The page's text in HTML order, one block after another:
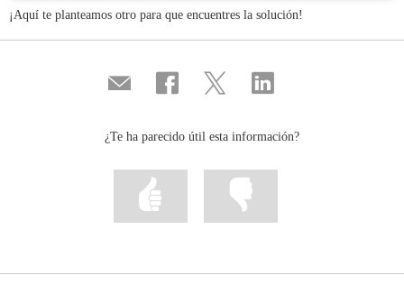
¡Aquí te planteamos otro para que encuentres la solución!
Compartir
por
Compartir
en
Compartir
en
Compartir
en
¿Te ha parecido útil esta información?
Marcar
información